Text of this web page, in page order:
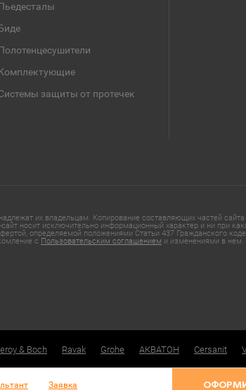
защиты от протечек
их владельцам. Копирование составляющих частей сайта
носит исключительно информационный характер и ни при
определяемой положениями Статьи 437 Гражданского
с Пользовательским соглашением и изменениями в нем.
& Boch Ravak Grohe АКВАТОН Cersanit
Заявка